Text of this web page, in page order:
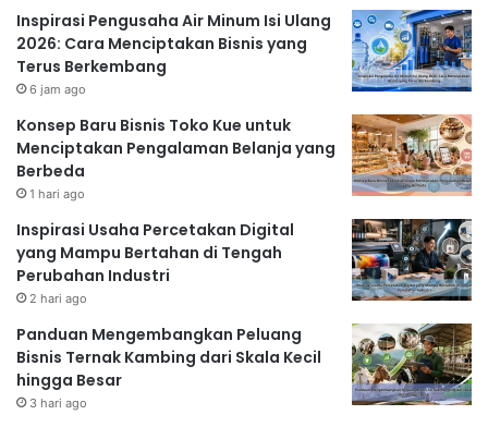
Inspirasi Pengusaha Air Minum Isi Ulang
2026: Cara Menciptakan Bisnis yang
Terus Berkembang
6 jam ago
Konsep Baru Bisnis Toko Kue untuk
Menciptakan Pengalaman Belanja yang
Berbeda
1 hari ago
Inspirasi Usaha Percetakan Digital
yang Mampu Bertahan di Tengah
Perubahan Industri
2 hari ago
Panduan Mengembangkan Peluang
Bisnis Ternak Kambing dari Skala Kecil
hingga Besar
3 hari ago